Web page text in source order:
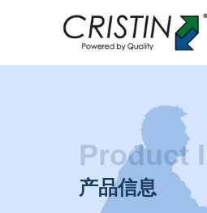
Product
产品信息